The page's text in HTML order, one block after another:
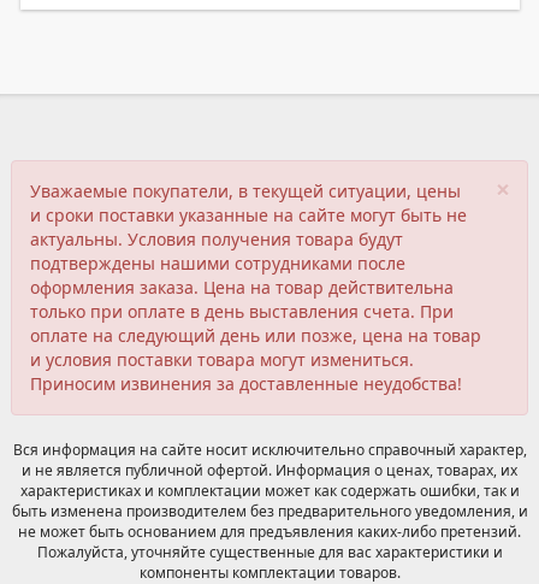
×
Уважаемые покупатели, в текущей ситуации, цены
и сроки поставки указанные на сайте могут быть не
актуальны. Условия получения товара будут
подтверждены нашими сотрудниками после
оформления заказа. Цена на товар действительна
только при оплате в день выставления счета. При
оплате на следующий день или позже, цена на товар
и условия поставки товара могут измениться.
Приносим извинения за доставленные неудобства!
Вся информация на сайте носит исключительно справочный характер,
и не является публичной офертой. Информация о ценах, товарах, их
характеристиках и комплектации может как содержать ошибки, так и
быть изменена производителем без предварительного уведомления, и
не может быть основанием для предъявления каких-либо претензий.
Пожалуйста, уточняйте существенные для вас характеристики и
компоненты комплектации товаров.